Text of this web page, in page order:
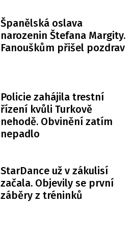
Španělská oslava
narozenin Štefana Margity.
Fanouškům přišel pozdrav
Policie zahájila trestní
řízení kvůli Turkově
nehodě. Obvinění zatím
nepadlo
StarDance už v zákulisí
začala. Objevily se první
záběry z tréninků